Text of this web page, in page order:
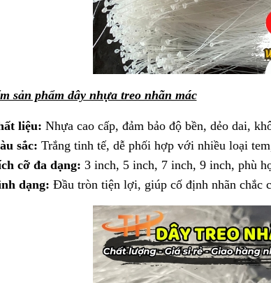
sản phẩm dây nhựa treo nhãn mác
liệu: Nhựa cao cấp, đảm bảo độ bền, dẻo dai,
sắc: Trắng tinh tế, dễ phối hợp với nhiều loại
cỡ đa dạng: 3 inch, 5 inch, 7 inch, 9 inch, phù
dạng: Đầu tròn tiện lợi, giúp cố định nhãn chắc